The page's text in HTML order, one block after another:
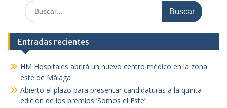
Buscar:
Entradas recientes
HM Hospitales abrirá un nuevo centro médico en la zona
este de Málaga
Abierto el plazo para presentar candidaturas a la quinta
edición de los premios ‘Somos el Este’